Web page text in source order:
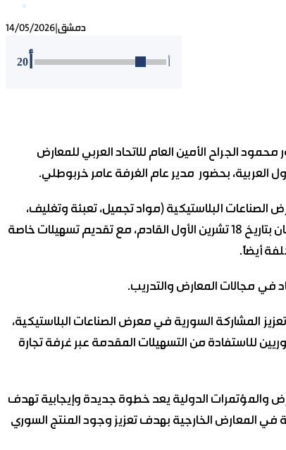
14/05/2026 دمشق
20
الجراح الأمين العام للاتحاد العربي للمعارض
العربية، بحضور مدير عام الغرفة عامر خربوطلي.
البلاستيكية (مواد تجميل، تعبئة وتغليف،
منظفات، بتروكيماويات)، والمقرر إقامته في العاصمة الأردنية عمّان بتاريخ 18 تشرين الأول القادم، مع تقديم تسهيلات خاصة
أيضاً.
في مجالات المعارض والتدريب.
المشاركة السورية في معرض الصناعات البلاستيكية،
للاستفادة من التسهيلات المقدمة عبر غرفة تجارة
والمؤتمرات الدولية يعد خطوة جديدة وإيجابية تهدف
في المعارض الخارجية بهدف تعزيز وجود المنتج السوري